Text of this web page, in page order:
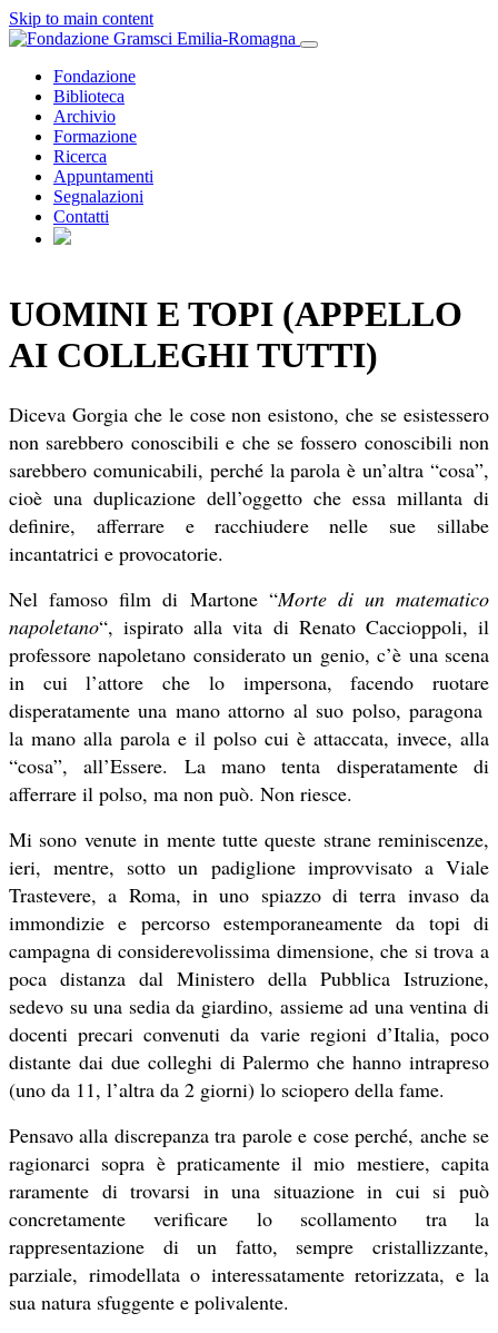
Skip to main content
Fondazione
Biblioteca
Archivio
Formazione
Ricerca
Appuntamenti
Segnalazioni
Contatti
UOMINI E TOPI (APPELLO
AI COLLEGHI TUTTI)
Diceva Gorgia che le cose non esistono, che se esistessero
non sarebbero conoscibili e che se fossero conoscibili non
sarebbero comunicabili, perché la parola è un’altra “cosa”,
cioè una duplicazione dell’oggetto che essa millanta di
definire, afferrare e racchiudere nelle sue sillabe
incantatrici e provocatorie.
Nel famoso film di Martone “Morte di un matematico
napoletano“, ispirato alla vita di Renato Caccioppoli, il
professore napoletano considerato un genio, c’è una scena
in cui l’attore che lo impersona, facendo ruotare
disperatamente una mano attorno al suo polso, paragona
la mano alla parola e il polso cui è attaccata, invece, alla
“cosa”, all’Essere. La mano tenta disperatamente di
afferrare il polso, ma non può. Non riesce.
Mi sono venute in mente tutte queste strane reminiscenze,
ieri, mentre, sotto un padiglione improvvisato a Viale
Trastevere, a Roma, in uno spiazzo di terra invaso da
immondizie e percorso estemporaneamente da topi di
campagna di considerevolissima dimensione, che si trova a
poca distanza dal Ministero della Pubblica Istruzione,
sedevo su una sedia da giardino, assieme ad una ventina di
docenti precari convenuti da varie regioni d’Italia, poco
distante dai due colleghi di Palermo che hanno intrapreso
(uno da 11, l’altra da 2 giorni) lo sciopero della fame.
Pensavo alla discrepanza tra parole e cose perché, anche se
ragionarci sopra è praticamente il mio mestiere, capita
raramente di trovarsi in una situazione in cui si può
concretamente verificare lo scollamento tra la
rappresentazione di un fatto, sempre cristallizzante,
parziale, rimodellata o interessatamente retorizzata, e la
sua natura sfuggente e polivalente.